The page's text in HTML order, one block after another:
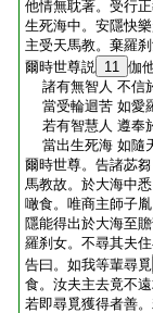
他情無耽著。受行
生死海中。安隱快
主受天馬教。棄羅
爾時世尊説 11 伽
諸有無智人 不信
當受輪迴苦 如愛
若有智慧人 遵奉
當出生死海 如隨
爾時世尊。告諸苾
馬教故。於大海中
噉食。唯商主師子
隱能得出於大海至
羅刹女。不尋其夫
告曰。如我等輩尋覓
食。汝夫主去竟不
若即尋覓獲得者善